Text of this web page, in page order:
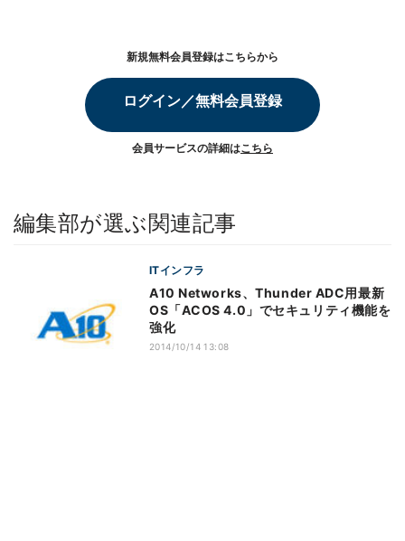
新規無料会員登録はこちらから
ログイン／無料会員登録
会員サービスの詳細はこちら
編集部が選ぶ関連記事
ITインフラ
A10 Networks、Thunder ADC用最新
OS「ACOS 4.0」でセキュリティ機能を
強化
2014/10/14 13:08